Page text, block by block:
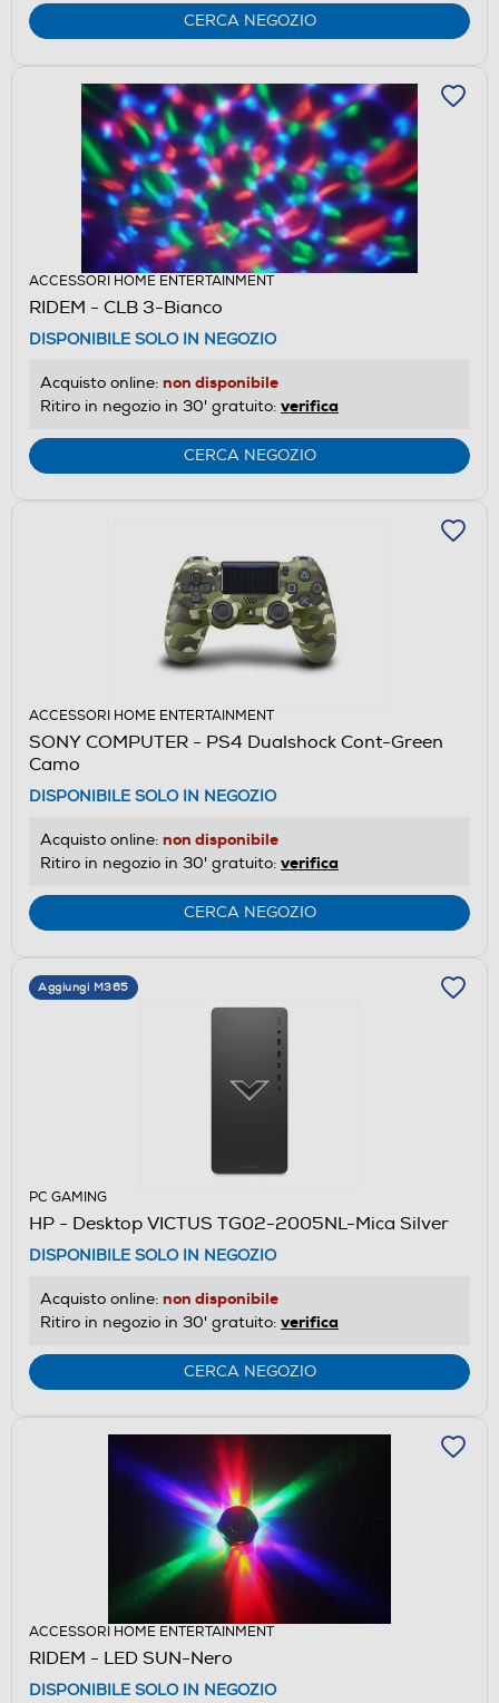
CERCA NEGOZIO
ACCESSORI HOME ENTERTAINMENT
RIDEM - CLB 3-Bianco
DISPONIBILE SOLO IN NEGOZIO
Acquisto online: non disponibile
Ritiro in negozio in 30' gratuito: verifica
CERCA NEGOZIO
ACCESSORI HOME ENTERTAINMENT
SONY COMPUTER - PS4 Dualshock Cont-Green
Camo
DISPONIBILE SOLO IN NEGOZIO
Acquisto online: non disponibile
Ritiro in negozio in 30' gratuito: verifica
CERCA NEGOZIO
Aggiungi M365
PC GAMING
HP - Desktop VICTUS TG02-2005NL-Mica Silver
DISPONIBILE SOLO IN NEGOZIO
Acquisto online: non disponibile
Ritiro in negozio in 30' gratuito: verifica
CERCA NEGOZIO
ACCESSORI HOME ENTERTAINMENT
RIDEM - LED SUN-Nero
DISPONIBILE SOLO IN NEGOZIO